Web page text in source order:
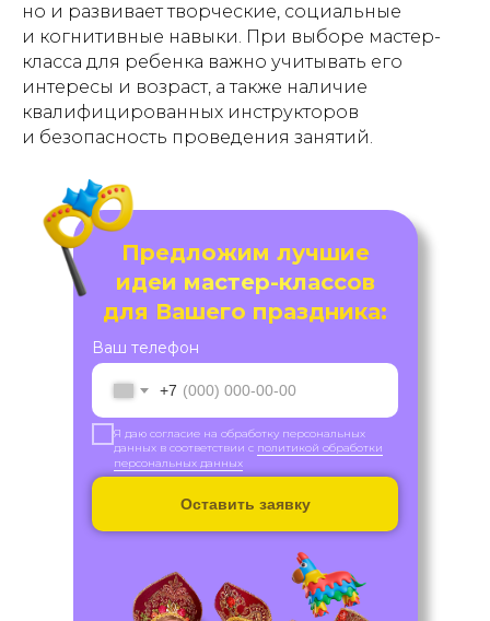
но и развивает творческие, социальные
и когнитивные навыки. При выборе мастер-
класса для ребенка важно учитывать его
интересы и возраст, а также наличие
квалифицированных инструкторов
и безопасность проведения занятий.
Предложим лучшие
идеи мастер-классов
для Вашего праздника:
Ваш телефон
+7
Я даю согласие на обработку персональных
данных в соответствии с политикой обработки
персональных данных
Оставить заявку